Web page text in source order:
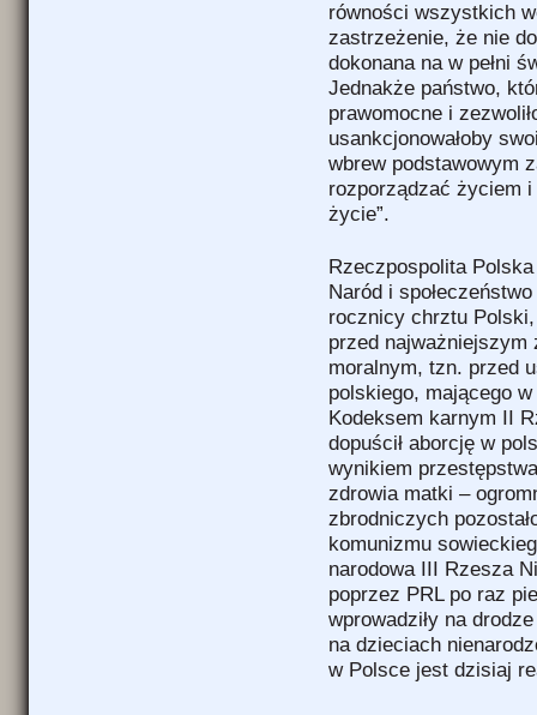
równości wszystkich
zastrzeżenie, że nie
dokonana na w pełni
Jednakże państwo,
prawomocne i
usankcjonowałoby
wbrew podstawowym
rozporządzać życiem
życie”.
Rzeczpospolita
Naród i
rocznicy chrztu
przed najważniejszym
moralnym, tzn. przed
polskiego, mającego
Kodeksem karnym II
dopuścił aborcję w
wynikiem
zdrowia matki –
zbrodniczych
komunizmu
narodowa III Rzesza
poprzez PRL po raz
wprowadziły na
na dzieciach
w Polsce jest dzisiaj